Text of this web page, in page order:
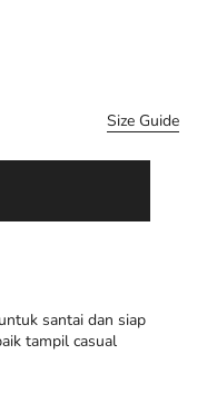
Size Guide
santai dan siap
tampil casual